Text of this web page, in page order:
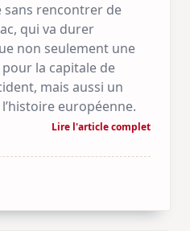
sans rencontrer de
qui va durer
non seulement une
la capitale de
mais aussi un
européenne.
Lire l'article complet